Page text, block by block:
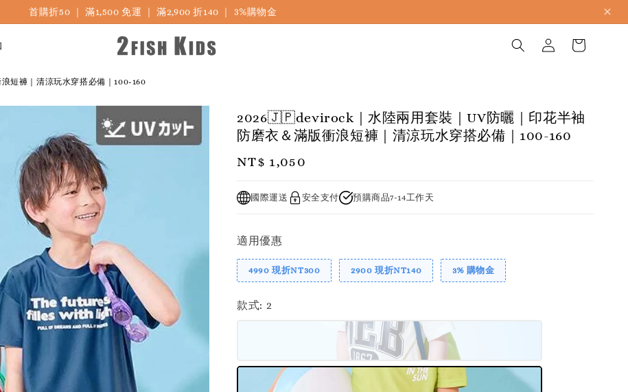
首購折50 ｜ 滿1,500 免運 ｜ 滿2,900 折140 ｜ 3%購物金
短褲｜清涼玩水穿搭必備｜100-160
2026🇯🇵devirock｜水陸兩用套裝｜UV防曬｜印花半袖
防磨衣＆滿版衝浪短褲｜清涼玩水穿搭必備｜100-160
Regular
NT$ 1,050
國際運送 安全支付 預購商品7-14工作天
適用優惠
4990 現折NT300 2900 現折NT140 3% 購物金
款式: 2